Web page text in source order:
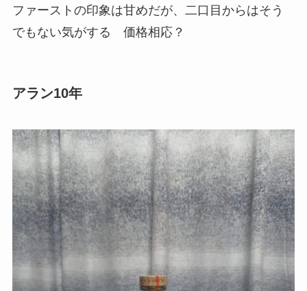
ファーストの印象は甘めだが、二口目からはそう
でもない気がする 価格相応？
アラン10年